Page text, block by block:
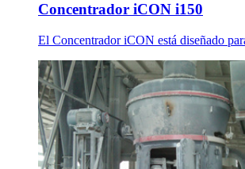
Concentrador iCON i150
El Concentrador iCON está diseñado